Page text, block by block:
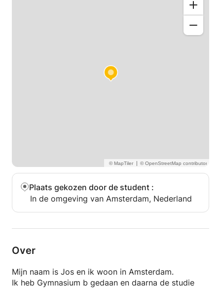
|
Plaats gekozen door de student :
In de omgeving van Amsterdam, Nederland
Over
Mijn naam is Jos en ik woon in Amsterdam.
Ik heb Gymnasium b gedaan en daarna de studie